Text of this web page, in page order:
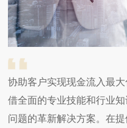
协助客户实现现金流入最
借全面的专业技能和行业
问题的革新解决方案。在